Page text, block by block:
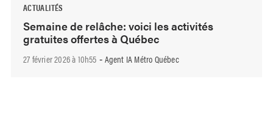
ACTUALITÉS
Semaine de relâche: voici les activités
gratuites offertes à Québec
27 février 2026 à 10h55 - Agent IA Métro Québec